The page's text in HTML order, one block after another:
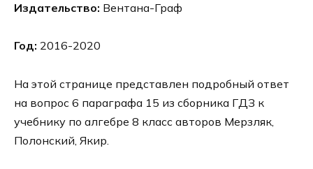
Издательство: Вентана-Граф
Год: 2016-2020
На этой странице представлен подробный ответ
на вопрос 6 параграфа 15 из сборника ГДЗ к
учебнику по алгебре 8 класс авторов Мерзляк,
Полонский, Якир.